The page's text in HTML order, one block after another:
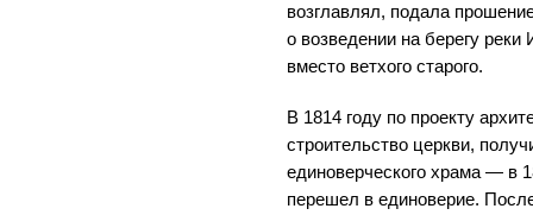
возглавлял, подала
о возведении на берегу
вместо ветхого старого.
В 1814 году по проекту
строительство церкви,
единоверческого храма — в
перешел в единоверие.